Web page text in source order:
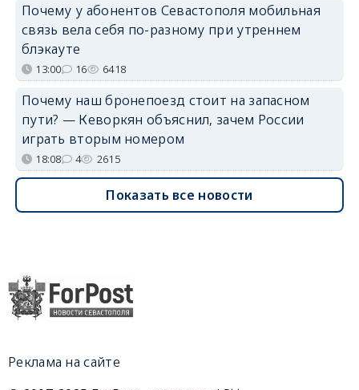
Почему у абонентов Севастополя мобильная
связь вела себя по-разному при утреннем
блэкауте
13:00 16 6418
Почему наш бронепоезд стоит на запасном
пути? — Кеворкян объяснил, зачем России
играть вторым номером
18:08 4 2615
Показать все новости
Реклама на сайте